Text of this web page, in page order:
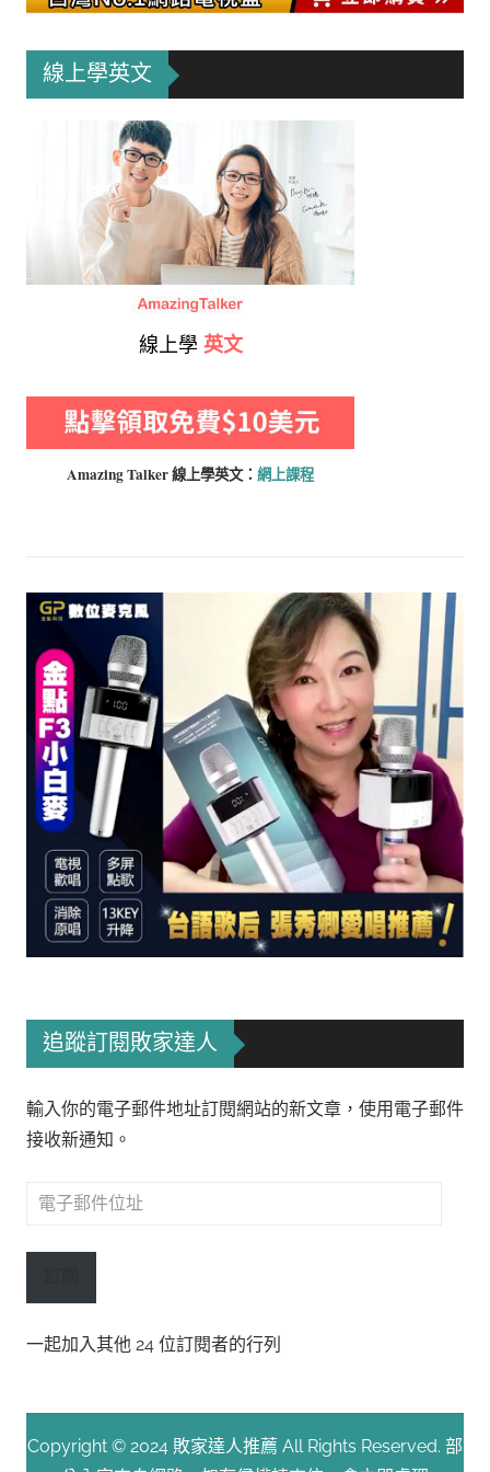
線上學英文
線上學 英文
Amazing Talker 線上學英文： 網上課程
追蹤訂閱敗家達人
輸入你的電子郵件地址訂閱網站的新文章，使用電子郵件
接收新通知。
電
郵
址
一起加入其他 24 位訂閱者的行列
Copyright © 2024 敗家達人推薦 All Rights Reserved. 部